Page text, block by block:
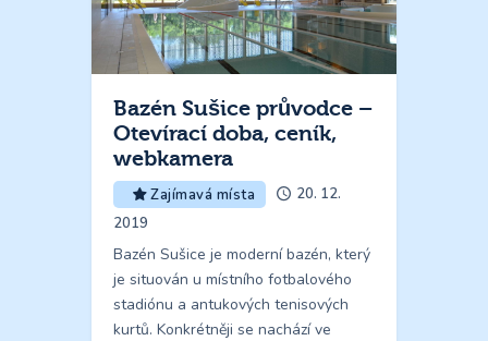
Bazén Sušice průvodce –
Otevírací doba, ceník,
webkamera
Zajímavá místa
20. 12.
2019
Bazén Sušice je moderní bazén, který
je situován u místního fotbalového
stadiónu a antukových tenisových
kurtů. Konkrétněji se nachází ve